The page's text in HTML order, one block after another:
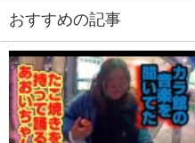
おすすめの記事